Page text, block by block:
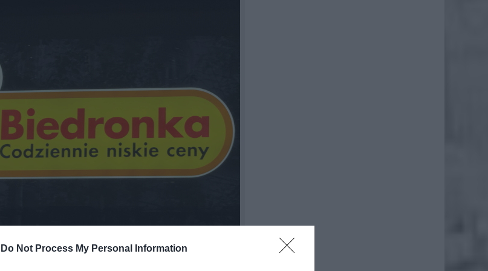
Do Not Process My Personal Information